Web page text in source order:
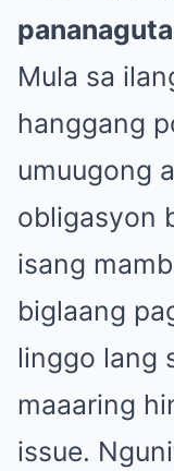
Mula sa
hanggang
umuugong
obligasyon
isang
biglaang
linggo lang
maaaring
issue.